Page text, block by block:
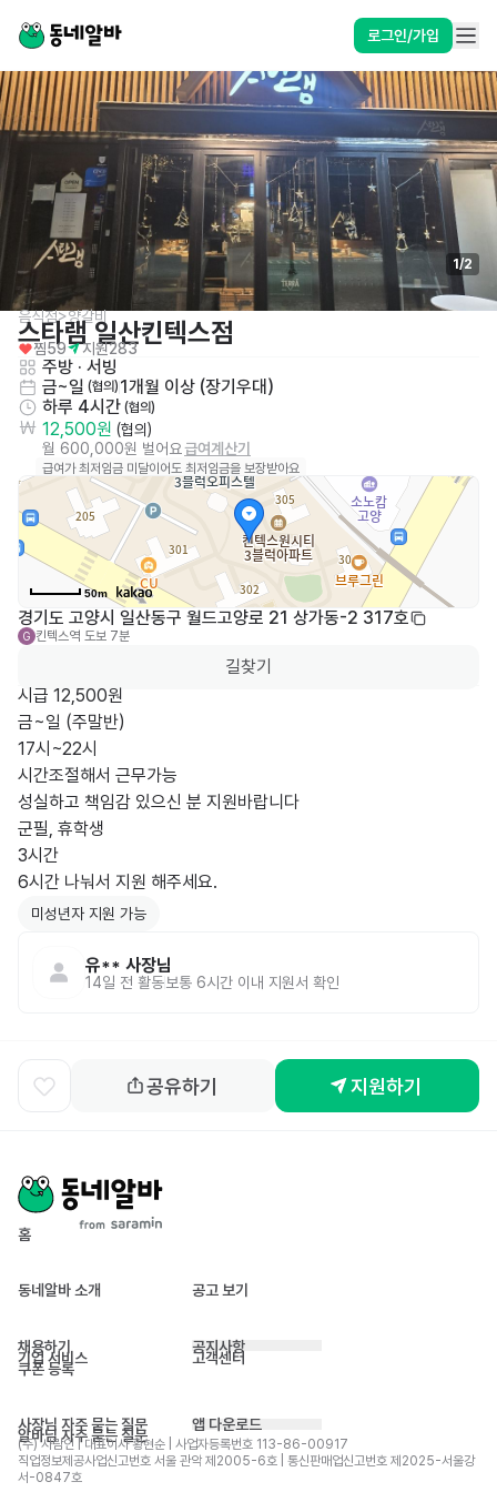
로그인/가입
1/2
음식점>양갈비
스타램 일산킨텍스점
찜59 지원283
주방 · 서빙
금~일 (협의) 1개월 이상 (장기우대)
하루 4시간 (협의)
12,500원 (협의)
월 600,000원 벌어요급여계산기
급여가 최저임금 미달이어도 최저임금을 보장받아요
50m
경기도 고양시 일산동구 월드고양로 21 상가동-2 317호
G 킨텍스역 도보 7분
길찾기
시급 12,500원
금~일 (주말반)
17시~22시
시간조절해서 근무가능
성실하고 책임감 있으신 분 지원바랍니다
군필, 휴학생
3시간
미성년자 지원 가능
유** 사장님
14일 전 활동 보통 6시간 이내 지원서 확인
공유하기 지원하기
홈
동네알바 소개 공고 보기
채용하기
기업 서비스
쿠폰 등록
공지사항
고객센터
사장님 자주 묻는 질문
알바님 자주 묻는 질문
앱 다운로드
(주) 사람인 | 대표이사 황현순 | 사업자등록번호 113-86-00917
직업정보제공사업신고번호 서울 관악 제2005-6호 | 통신판매업신고번호 제2025-서울강
서-0847호